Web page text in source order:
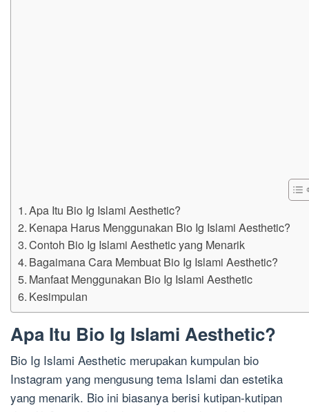
Apa Itu Bio Ig Islami Aesthetic?
Kenapa Harus Menggunakan Bio Ig Islami Aesthetic?
Contoh Bio Ig Islami Aesthetic yang Menarik
Bagaimana Cara Membuat Bio Ig Islami Aesthetic?
Manfaat Menggunakan Bio Ig Islami Aesthetic
Kesimpulan
Apa Itu Bio Ig Islami Aesthetic?
Bio Ig Islami Aesthetic merupakan kumpulan bio
Instagram yang mengusung tema Islami dan estetika
yang menarik. Bio ini biasanya berisi kutipan-kutipan